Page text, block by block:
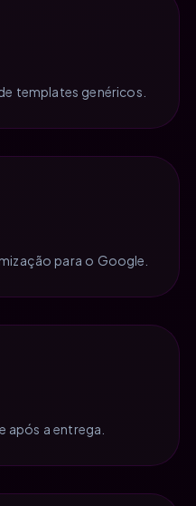
templates genéricos.
para o Google.
após a entrega.